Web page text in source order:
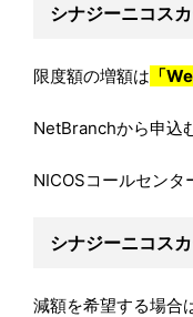
シナジーニコス
限度額の増額は 「
NetBranchから申込
NICOSコールセンタ
シナジーニコス
減額を希望する場合